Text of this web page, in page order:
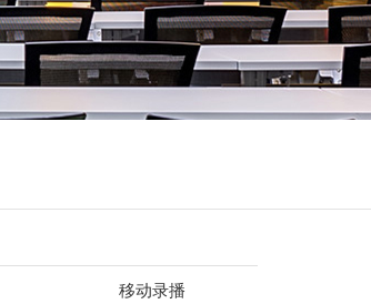
移动录播